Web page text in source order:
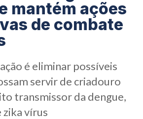
mantém ações
de combate
é eliminar possíveis
servir de criadouro
transmissor da dengue,
zika vírus